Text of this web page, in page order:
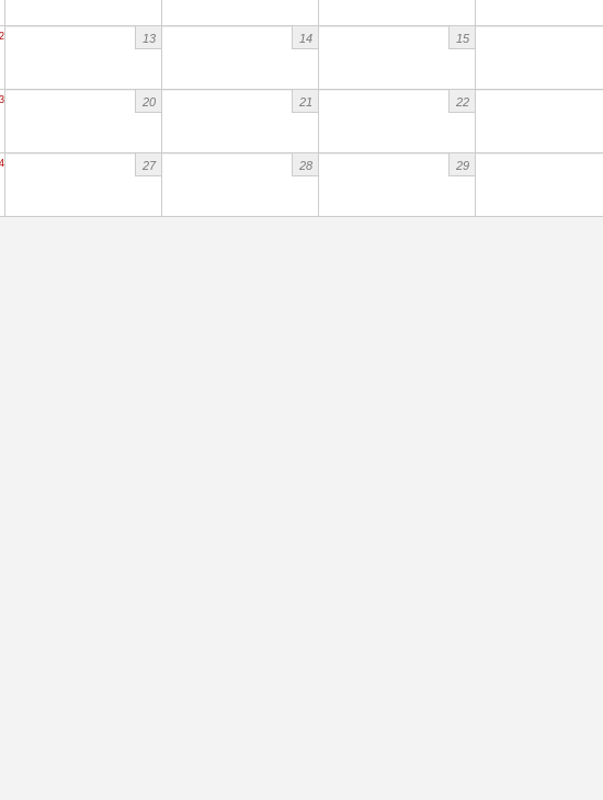
13 14 15
20 21 22
27 28 29